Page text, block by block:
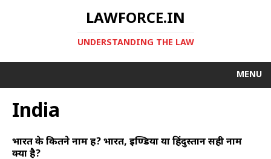
LAWFORCE.IN
UNDERSTANDING THE LAW
MENU
India
भारत के कितने नाम हैं? भारत, इण्डिया या हिंदुस्तान सही नाम
क्या है?